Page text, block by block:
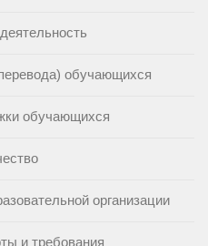
обучающихся
обучающихся
организации
и требования